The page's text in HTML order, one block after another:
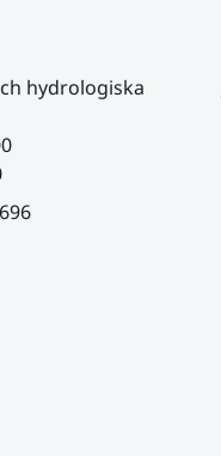
hydrologiska